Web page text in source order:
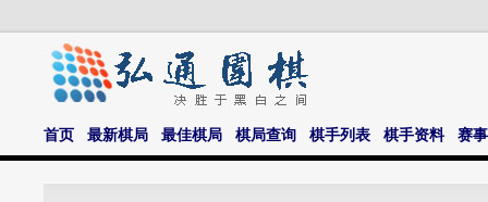
首页 最新棋局 最佳棋局 棋局查询 棋手列表 棋手资料 赛